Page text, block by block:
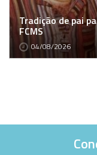
Tradição de pai
FCMS
04/08/2026